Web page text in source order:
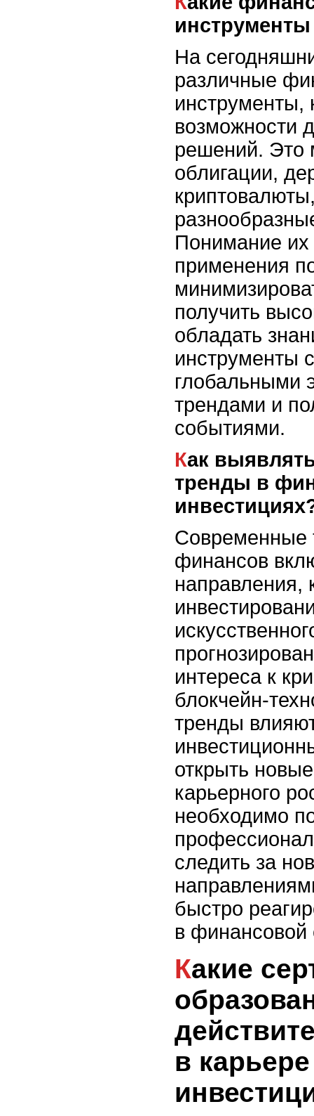
На
различные
инструменты,
возможности
решений. Это
облигации,
Понимание их
применения
получить
обладать
инструменты
глобальными
трендами и
событиями.
Как выявлять ключевые
тренды в
Современные
финансов
направления,
интереса к
блокчейн-
тренды
открыть
карьерного
необходимо
следить за
быстро
в финансовой
Какие сертификаты и
в